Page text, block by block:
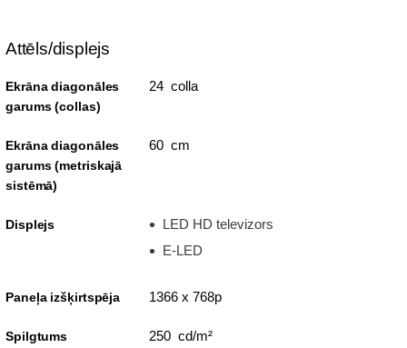
Attēls/displejs
Ekrāna diagonāles
garums (collas)
24 colla
Ekrāna diagonāles
garums (metriskajā
sistēmā)
60 cm
Displejs
LED HD televizors
E-LED
Paneļa izšķirtspēja 1366 x 768p
Spilgtums 250 cd/m²